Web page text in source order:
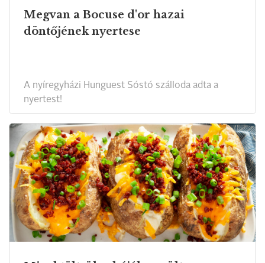
Megvan a Bocuse d'or hazai
döntőjének nyertese
A nyíregyházi Hunguest Sóstó szálloda adta a
nyertest!